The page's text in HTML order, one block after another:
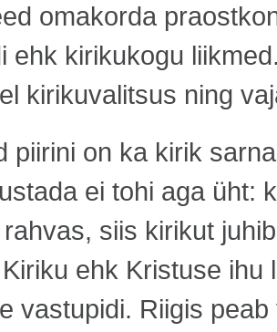
omakorda
ehk kirikukogu
kirikuvalitsus ning
piirini on ka kirik
ei tohi aga üht:
siis kirikut
ehk Kristuse
vastupidi. Riigis